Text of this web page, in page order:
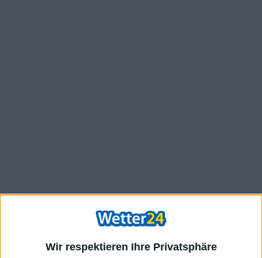
Wir respektieren Ihre Privatsphäre